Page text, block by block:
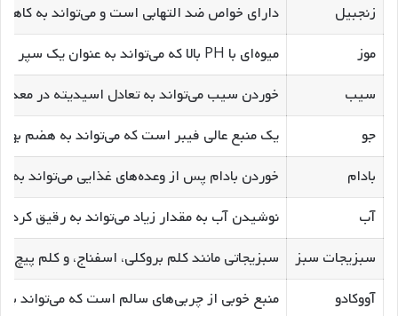
زنجبیل
دارای خواص ضد التهابی است و می‌تواند به
موز
میوه‌ای با PH بالا که می‌تواند به عنوان یک سپر طبیعی در برابر اسید معده عمل کند.
سیب
خوردن سیب می‌تواند به تعادل اسیدیته در
جو
یک منبع عالی فیبر است که می‌تواند به هضم
بادام
خوردن بادام پس از وعده‌های غذایی می‌تواند
آب
نوشیدن آب به مقدار زیاد می‌تواند به رقیق
سبزیجات سبز
سبزیجاتی مانند کلم بروکلی، اسفناج، و کلم
آووکادو
منبع خوبی از چربی‌های سالم است که می‌تواند